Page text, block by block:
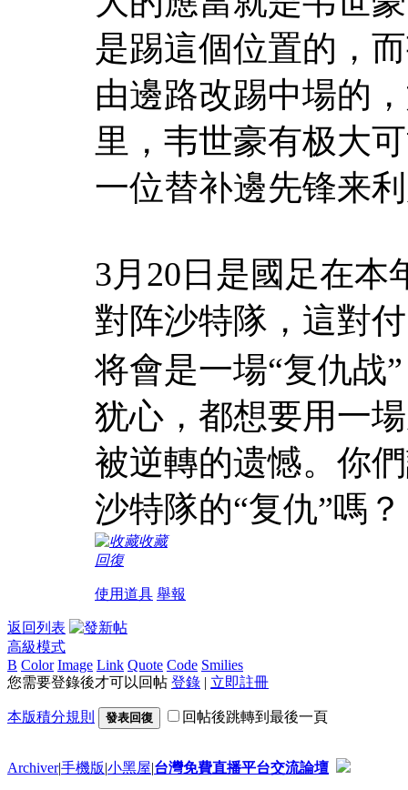
是踢這個位置的，
由邊路改踢中場的
里，韦世豪有极大
一位替补邊先锋来
3月20日是國足在本
對阵沙特隊，這對
将會是一場“复仇战
犹心，都想要用一
被逆轉的遗憾。你
沙特隊的“复仇”嗎？
收藏
回復
使用道具 舉報
返回列表
高級模式
B Color Image Link Quote Code Smilies
您需要登錄後才可以回帖 登錄 | 立即註冊
本版積分規則 發表回復 回帖後跳轉到最後一頁
Archiver|手機版|小黑屋|台灣免費直播平台交流論壇